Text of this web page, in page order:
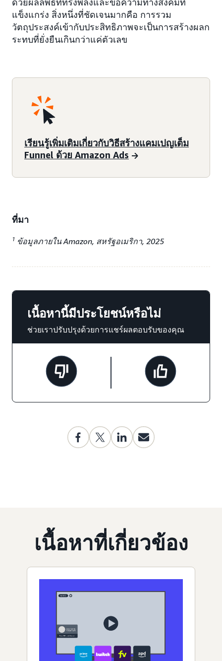
แข็งแกร่ง สิ่งหนึ่งที่ชัดเจนมากคือ การรวม
วัตถุประสงค์เข้ากับประสิทธิภาพจะเป็นการสร้างผลก
ระทบที่ยั่งยืนเกินกว่าแค่ตัวเลข
เรียนรู้เพิ่มเติมเกี่ยวกับวิธีสร้างแคมเปญเต็ม
Funnel ด้วย Amazon Ads
ที่มา
1 ข้อมูลภายใน Amazon, สหรัฐอเมริกา, 2025
เนื้อหานี้มีประโยชน์หรือไม่
ช่วยเราปรับปรุงด้วยการแชร์ผลตอบรับของคุณ
เนื้อหาที่เกี่ยวข้อง